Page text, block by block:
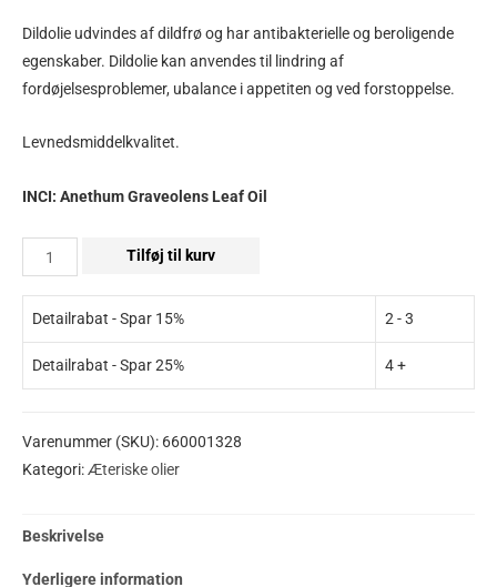
Dildolie udvindes af dildfrø og har antibakterielle og beroligende
egenskaber. Dildolie kan anvendes til lindring af
fordøjelsesproblemer, ubalance i appetiten og ved forstoppelse.
Levnedsmiddelkvalitet.
INCI: Anethum Graveolens Leaf Oil
Tilføj til kurv
Detailrabat - Spar 15% 2 - 3
Detailrabat - Spar 25% 4 +
Varenummer (SKU): 660001328
Kategori:Æteriske olier
Beskrivelse
Yderligere information